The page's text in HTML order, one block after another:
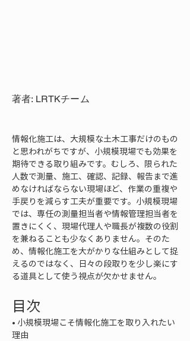
著者: LRTKチーム
情報化施工は、大規模な土木工事だけのもの
と思われがちですが、小規模現場でも効果を
期待できる取り組みです。むしろ、限られた
人数で測量、施工、確認、記録、報告まで進
めなければならない現場ほど、作業の重複や
手戻りを減らす工夫が重要です。小規模現場
では、専任の測量担当者や情報管理担当者を
置きにくく、現場代理人や職長が複数の役割
を兼ねることも少なくありません。そのた
め、情報化施工を大がかりな仕組みとして捉
えるのではなく、日々の段取りを少し楽にす
る道具として使う視点が欠かせません。
目次
• 小規模現場こそ情報化施工を取り入れたい
理由